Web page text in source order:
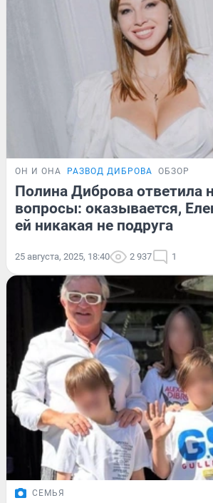
ОН И ОНА РАЗВОД ДИБРОВА ОБЗОР
Полина Диброва ответила
вопросы: оказывается,
ей никакая не подруга
25 августа, 2025, 18:40 2 937 1
СЕМЬЯ